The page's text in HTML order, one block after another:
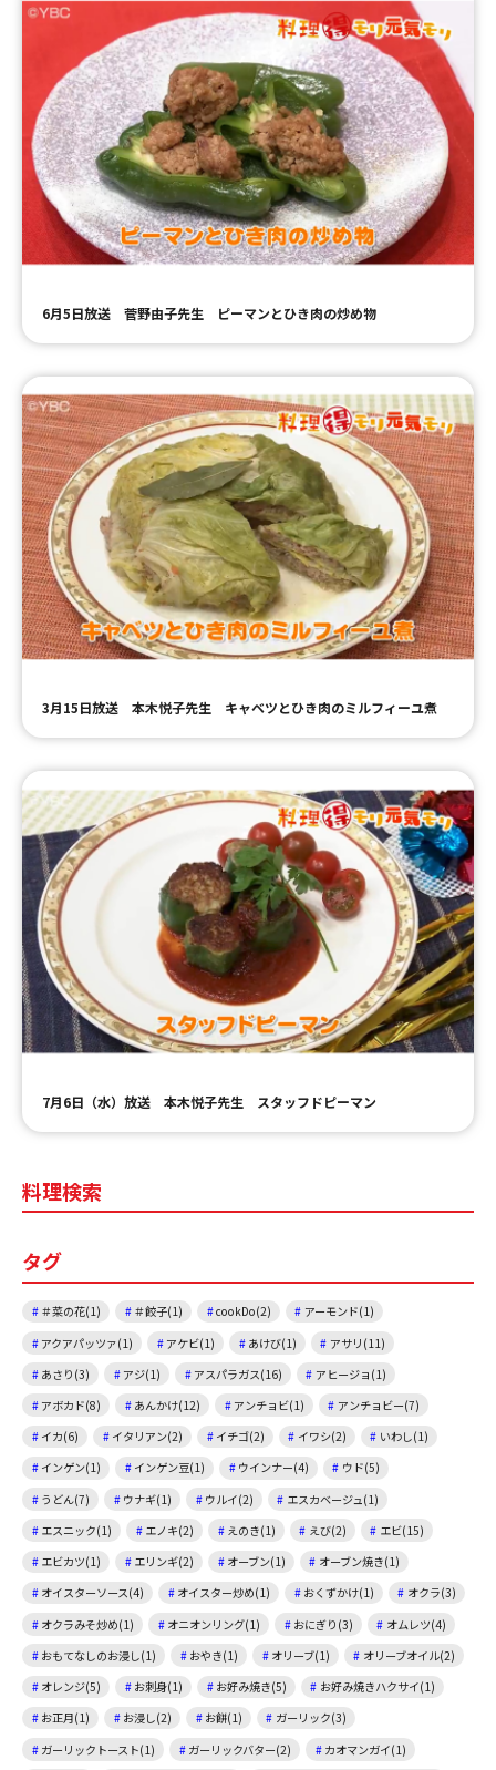
6月5日放送 菅野由子先生 ピーマンとひき肉の炒め物
3月15日放送 本木悦子先生 キャベツとひき肉のミルフィーユ煮
7月6日（水）放送 本木悦子先生 スタッフドピーマン
料理検索
タグ
＃菜の花(1) ＃餃子(1) cookDo(2)
アーモンド(1)
アクアパッツァ(1)
アケビ(1) あけび(1)
アサリ(11)
あさり(3)
アジ(1) アスパラガス(16)
アヒージョ(1)
アボカド(8)
あんかけ(12) アンチョビ(1)
アンチョビー(7)
イカ(6)
イタリアン(2) イチゴ(2) イワシ(2)
いわし(1)
インゲン(1)
インゲン豆(1) ウインナー(4)
ウド(5)
うどん(7)
ウナギ(1) ウルイ(2)
エスカベージュ(1)
エスニック(1)
エノキ(2) えのき(1) えび(2)
エビ(15)
エビカツ(1)
エリンギ(2) オーブン(1)
オーブン焼き(1)
オイスターソース(4)
オイスター炒め(1) おくずかけ(1)
オクラ(3)
オクラみそ炒め(1)
オニオンリング(1) おにぎり(3)
オムレツ(4)
おもてなしのお浸し(1)
おやき(1) オリーブ(1)
オリーブオイル(2)
オレンジ(5)
お刺身(1) お好み焼き(5)
お好み焼きハクサイ(1)
お正月(1)
お浸し(2) お餅(1)
ガーリック(3)
ガーリックトースト(1)
ガーリックバター(2)
カオマンガイ(1)